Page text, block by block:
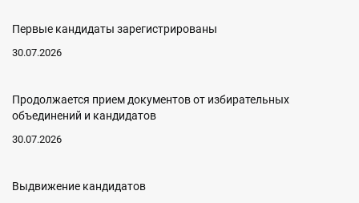
Первые кандидаты зарегистрированы
30.07.2026
Продолжается прием документов от избирательных
объединений и кандидатов
30.07.2026
Выдвижение кандидатов